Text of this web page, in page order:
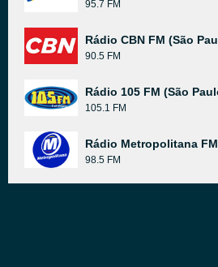
95.7 FM
Rádio CBN FM (São
90.5 FM
Rádio 105 FM (São
105.1 FM
Rádio Metropolitana
98.5 FM